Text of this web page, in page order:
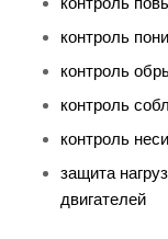
контроль
контроль
контроль
контроль
защита
двигателей